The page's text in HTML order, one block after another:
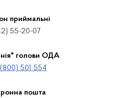
приймальні
55-20-07
голови ОДА
501 554
пошта